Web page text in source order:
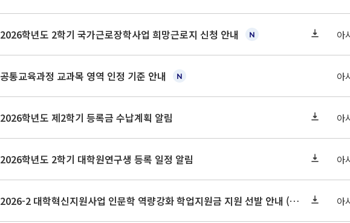
2026학년도 2학기 국가근로장학사업 희망근로지 신청 안내 아
공통교육과정 교과목 영역 인정 기준 안내 아
2026학년도 제2학기 등록금 수납계획 알림 아
2026학년도 2학기 대학원연구생 등록 일정 알림 아
2026-2 대학혁신지원사업 인문학 역량강화 학업지원금 지원 선발 안내 (학/석/박사) 아